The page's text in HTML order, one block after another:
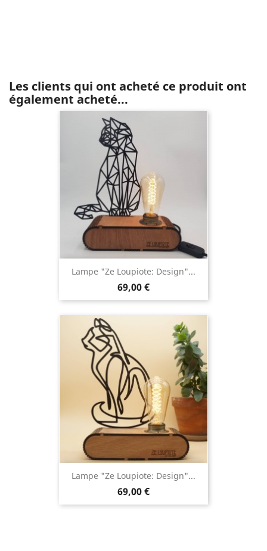
Les clients qui ont acheté ce produit ont
également acheté...
Lampe "Ze Loupiote: Design"...
69,00 €
Lampe "Ze Loupiote: Design"...
69,00 €